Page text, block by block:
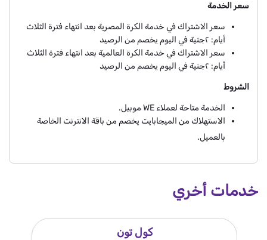
سعر الخدمة
سعر الاشتراك في خدمة الكرة المصرية بعد انتهاء فترة الثلاث
أيام: ٢جنية في اليوم يخصم من الرصيد
سعر الاشتراك في خدمة الكرة العالمية بعد انتهاء فترة الثلاث
أيام: ٢جنية في اليوم يخصم من الرصيد
الشروط
الخدمة متاحة لعملاء WE موبيل.
الاستهلاك من الميجابايت يخصم من باقة الانترنت الخاصة
بالعميل.
خدمات أخري
كول تون